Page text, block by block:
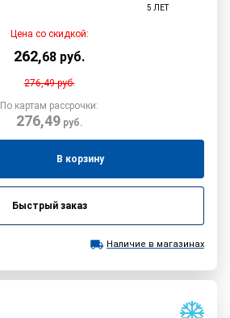
5 ЛЕТ
Цена со скидкой:
262,68 руб.
276,49руб.
По картам рассрочки:
276,49руб.
В корзину
Быстрый заказ
Наличие в магазинах